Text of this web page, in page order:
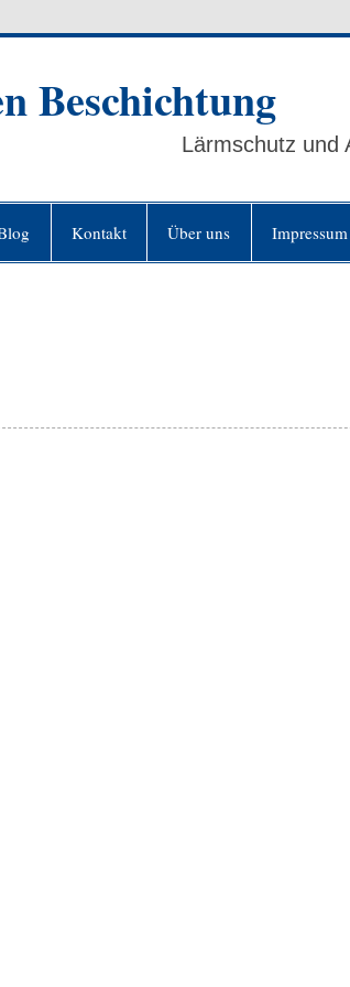
Beschichtung
Lärmschutz und
Kontakt Über uns Impressum